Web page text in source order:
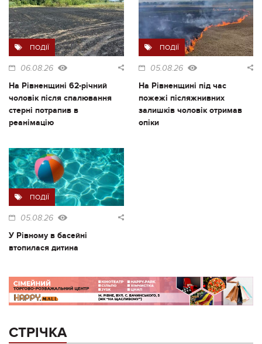
ПОДІЇ
06.08.26
На Рівненщині 62-річний
чоловік після спалювання
стерні потрапив в
реанімацію
ПОДІЇ
05.08.26
На Рівненщині під час
пожежі післяжнивних
залишків чоловік отримав
опіки
ПОДІЇ
05.08.26
У Рівному в басейні
втопилася дитина
СТРІЧКА